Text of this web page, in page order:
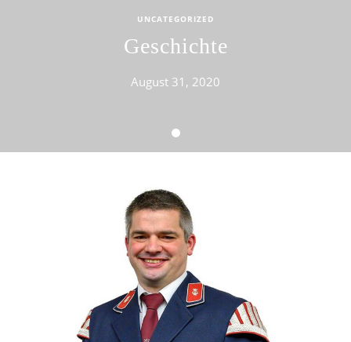
UNCATEGORIZED
Geschichte
August 31, 2020